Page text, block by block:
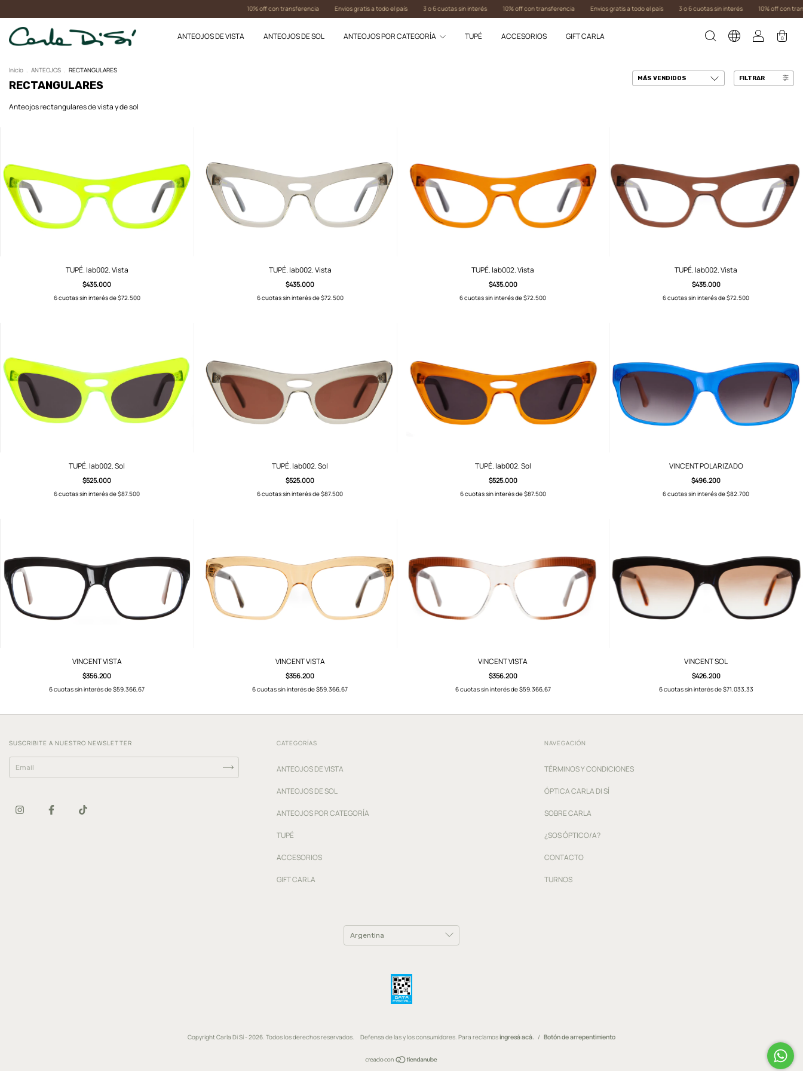
10% off con transferencia Envios gratis a todo el país 3 o 6 cuotas sin interés 10% off con transferencia Envios gratis a todo el país 3 o 6 cuotas sin interés 10% off con
ANTEOJOS DE VISTA ANTEOJOS DE SOL ANTEOJOS POR CATEGORÍA TUPÉ ACCESORIOS GIFT CARLA 0
Inicio . ANTEOJOS . RECTANGULARES
RECTANGULARES
FILTRAR
Anteojos rectangulares de vista y de sol
TUPÉ. lab002. Vista
$435.000
6cuotas sin interés de$72.500
TUPÉ. lab002. Vista
$435.000
6cuotas sin interés de$72.500
TUPÉ. lab002. Vista
$435.000
6cuotas sin interés de$72.500
TUPÉ. lab002. Vista
$435.000
6cuotas sin interés de$72.500
TUPÉ. lab002. Sol
$525.000
6cuotas sin interés de$87.500
TUPÉ. lab002. Sol
$525.000
6cuotas sin interés de$87.500
TUPÉ. lab002. Sol
$525.000
6cuotas sin interés de$87.500
VINCENT POLARIZADO
$496.200
6cuotas sin interés de$82.700
VINCENT VISTA
$356.200
6cuotas sin interés de$59.366,67
VINCENT VISTA
$356.200
6cuotas sin interés de$59.366,67
VINCENT VISTA
$356.200
6cuotas sin interés de$59.366,67
VINCENT SOL
$426.200
6cuotas sin interés de$71.033,33
SUSCRIBITE A NUESTRO NEWSLETTER CATEGORÍAS
ANTEOJOS DE VISTA
ANTEOJOS DE SOL
ANTEOJOS POR CATEGORÍA
TUPÉ
ACCESORIOS
GIFT CARLA
NAVEGACIÓN
TÉRMINOS Y CONDICIONES
ÓPTICA CARLA DI SÍ
SOBRE CARLA
¿SOS ÓPTICO/A?
CONTACTO
TURNOS
Copyright Carla Di Sí - 2026. Todos los derechos reservados. Defensa de las y los consumidores. Para reclamosingresá acá. / Botón de arrepentimiento